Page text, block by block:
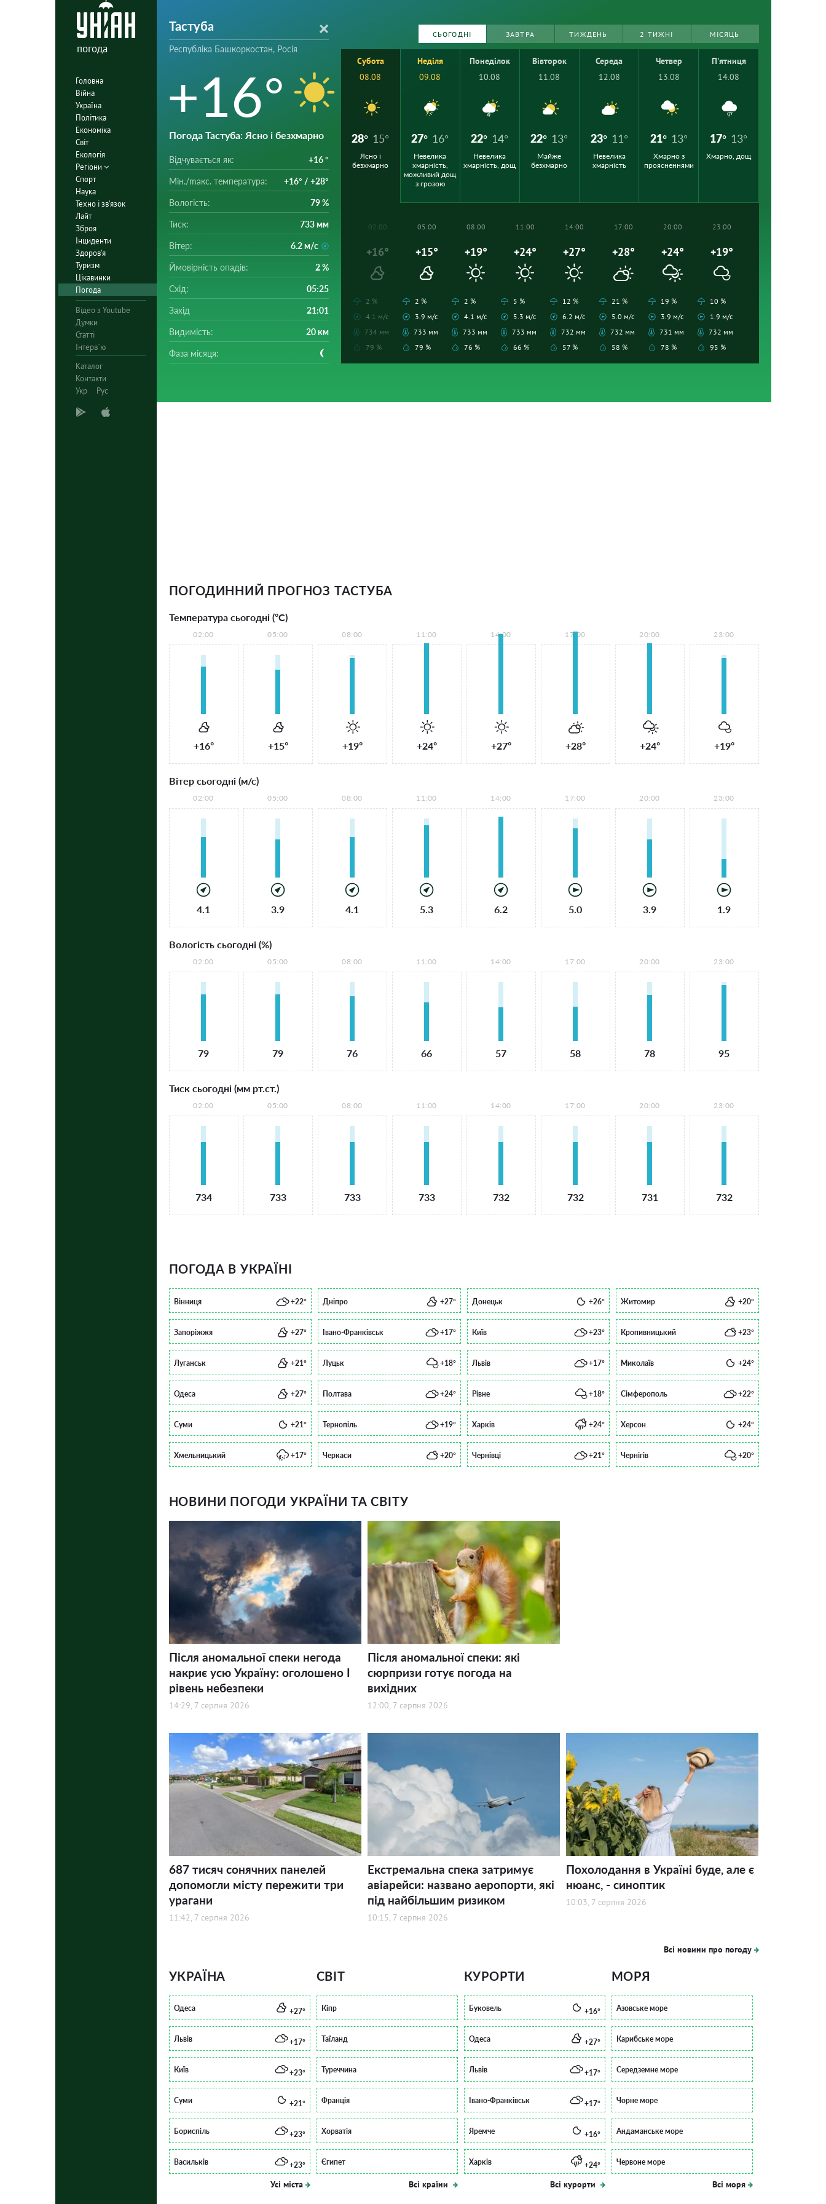
погода
Головна
Війна
Україна
Політика
Економіка
Світ
Екологія
Регіони
Спорт
Наука
Техно і зв'язок
Лайт
Зброя
Інциденти
Здоров'я
Туризм
Цікавинки
Погода
Відео з Youtube
Думки
Статті
Інтерв`ю
Каталог
Контакти
Укр
Рус
Тастуба
Республіка Башкоркостан, Росія
+16°
Погода Тастуба: Ясно і безхмарно
Відчувається як: +16 °
Мін./mакс. температура: +16° / +28°
Вологість: 79 %
Тиск: 733 мм
Вітер: 6.2 м/с
Ймовірність опадів: 2 %
Схід: 05:25
Захід 21:01
Видимість: 20 км
Фаза місяця:
СЬОГОДНІ ЗАВТРА ТИЖДЕНЬ 2 ТИЖНІ МІСЯЦЬ
Субота
08.08
28° 15°
Ясно і
безхмарно
Неділя
09.08
27° 16°
Невелика
хмарність,
можливий дощ
з грозою
Понеділок
10.08
22° 14°
Невелика
хмарність, дощ
Вівторок
11.08
22° 13°
Майже
безхмарно
Середа
12.08
23° 11°
Невелика
хмарність
Четвер
13.08
21° 13°
Хмарно з
проясненнями
П'ятниця
14.08
17° 13°
Хмарно, дощ
02:00
+16°
2 %
4.1 м/с
734 мм
79 %
05:00
+15°
2 %
3.9 м/с
733 мм
79 %
08:00
+19°
2 %
4.1 м/с
733 мм
76 %
11:00
+24°
5 %
5.3 м/с
733 мм
66 %
14:00
+27°
12 %
6.2 м/с
732 мм
57 %
17:00
+28°
21 %
5.0 м/с
732 мм
58 %
20:00
+24°
19 %
3.9 м/с
731 мм
78 %
23:00
+19°
10 %
1.9 м/с
732 мм
95 %
ПОГОДИННИЙ ПРОГНОЗ ТАСТУБА
Температура сьогодні (°С)
02:00
+16°
05:00
+15°
08:00
+19°
11:00
+24°
14:00
+27°
17:00
+28°
20:00
+24°
23:00
+19°
Вітер сьогодні (м/с)
02:00
4.1
05:00
3.9
08:00
4.1
11:00
5.3
14:00
6.2
17:00
5.0
20:00
3.9
23:00
1.9
Вологість сьогодні (%)
02:00
79
05:00
79
08:00
76
11:00
66
14:00
57
17:00
58
20:00
78
23:00
95
Тиск сьогодні (мм рт.ст.)
02:00
734
05:00
733
08:00
733
11:00
733
14:00
732
17:00
732
20:00
731
23:00
732
ПОГОДА В УКРАЇНІ
Вінниця +22° Дніпро +27° Донецьк +26° Житомир +20°
Запоріжжя +27° Івано-Франківськ +17° Київ +23° Кропивницький +23°
Луганськ +21° Луцьк +18° Львів +17° Миколаїв +24°
Одеса +27° Полтава +24° Рівне +18° Сімферополь +22°
Суми +21° Тернопіль +19° Харків +24° Херсон +24°
Хмельницький +17° Черкаси +20° Чернівці +21° Чернігів +20°
НОВИНИ ПОГОДИ УКРАЇНИ ТА СВІТУ
Після аномальної спеки негода
накриє усю Україну: оголошено І
рівень небезпеки
14:29, 7 серпня 2026
Після аномальної спеки: які
сюрпризи готує погода на
вихідних
12:00, 7 серпня 2026
687 тисяч сонячних панелей
допомогли місту пережити три
урагани
11:42, 7 серпня 2026
Екстремальна спека затримує
авіарейси: названо аеропорти, які
під найбільшим ризиком
10:15, 7 серпня 2026
Похолодання в Україні буде, але є
нюанс, - синоптик
10:03, 7 серпня 2026
Всі новини про погоду
УКРАЇНА
Одеса +27°
Львів +17°
Київ +23°
Суми +21°
Бориспіль +23°
Васильків +23°
Усі міста
СВІТ
Кіпр
Таїланд
Туреччина
Франція
Хорватія
Єгипет
Всі країни
КУРОРТИ
Буковель +16°
Одеса +27°
Львів +17°
Івано-Франківськ +17°
Яремче +16°
Харків +24°
Всі курорти
МОРЯ
Азовське море
Карибське море
Середземне море
Чорне море
Андаманське море
Червоне море
Всі моря